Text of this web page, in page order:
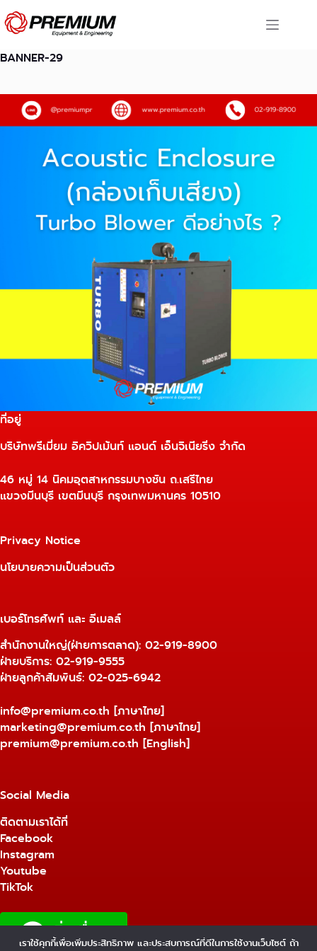
Skip
to
content
BANNER-29
ที่อยู่
บริษัทพรีเมี่ยม อิควิปเม้นท์ แอนด์ เอ็นจิเนียริ่ง จำกัด
46 หมู่ 14 นิคมอุตสาหกรรมบางชัน ถ.เสรีไทย
แขวงมีนบุรี เขตมีนบุรี กรุงเทพมหานคร 10510
Privacy Notice
นโยบายความเป็นส่วนตัว
เบอร์โทรศัพท์ และ อีเมลล์
สำนักงานใหญ่(ฝ่ายการตลาด): 02-919-8900
ฝ่ายบริการ: 02-919-9555
ฝ่ายลูกค้าสัมพันธ์: 02-025-6942
info@premium.co.th [ภาษาไทย]
marketing@premium.co.th [ภาษาไทย]
premium@premium.co.th [English]
Social Media
ติดตามเราได้ที่
Facebook
Instagram
Youtube
TikTok
เราใช้คุกกี้เพื่อเพิ่มประสิทธิภาพ และประสบการณ์ที่ดีในการใช้งานเว็บไซต์ ถ้า
1